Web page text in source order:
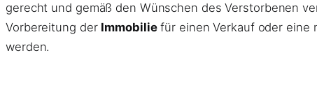
gerecht und gemäß den Wünschen des Verstorbenen
Vorbereitung der Immobiliefür einen Verkauf oder eine
werden.